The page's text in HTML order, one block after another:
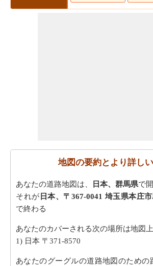
地図の要約とより詳し
あなたの道路地図は、 日本、群馬県で
それが 日本、〒367-0041 埼玉県本庄
で終わる
あなたのカバーされる次の場所は地図
1) 日本 〒371-8570
あなたのグーグルの道路地図のための